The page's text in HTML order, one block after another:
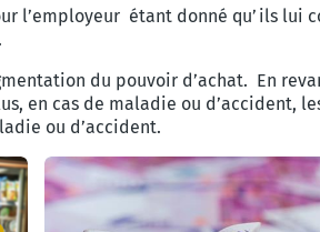
l’employeur étant donné qu’ils
du pouvoir d’achat. En
en cas de maladie ou d’accident,
ou d’accident.